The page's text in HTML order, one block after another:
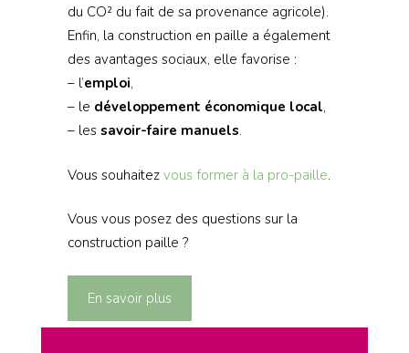
du CO² du fait de sa provenance agricole).
Enfin, la construction en paille a également
des avantages sociaux, elle favorise :
– l’emploi,
– le développement économique local,
– les savoir-faire manuels.
Vous souhaitez vous former à la pro-paille.
Vous vous posez des questions sur la
construction paille ?
En savoir plus